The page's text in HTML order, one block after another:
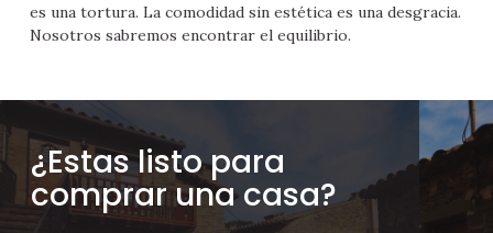
es una tortura. La comodidad sin estética es una desgracia.
Nosotros sabremos encontrar el equilibrio.
¿Estas listo para
comprar una casa?